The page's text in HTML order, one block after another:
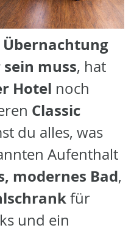
Übernachtung
muss, hat
Hotel noch
Classic
du alles, was
Aufenthalt
modernes Bad,
für
und ein